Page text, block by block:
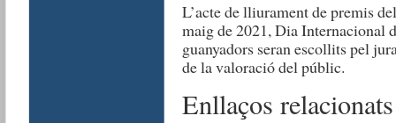
L’acte de lliurament de premis
maig de 2021, Dia Internacional
guanyadors seran escollits pel
de la valoració del públic.
Enllaços relacionats